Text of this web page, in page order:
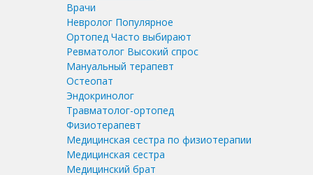
Врачи
Невролог Популярное
Ортопед Часто выбирают
Ревматолог Высокий спрос
Мануальный терапевт
Остеопат
Эндокринолог
Травматолог-ортопед
Физиотерапевт
Медицинская сестра по физиотерапии
Медицинская сестра
Медицинский брат